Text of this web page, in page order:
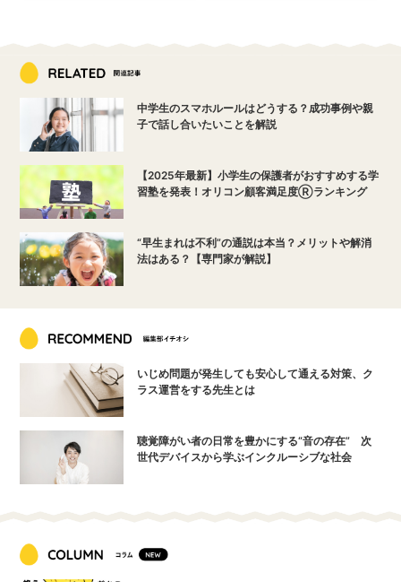
中学生のスマホルールはどうする？成功事例や親
子で話し合いたいことを解説
【2025年最新】小学生の保護者がおすすめする学
習塾を発表！オリコン顧客満足度Ⓡランキング
“早生まれは不利”の通説は本当？メリットや解消
法はある？【専門家が解説】
いじめ問題が発生しても安心して通える対策、ク
ラス運営をする先生とは
聴覚障がい者の日常を豊かにする“音の存在” 次
世代デバイスから学ぶインクルーシブな社会